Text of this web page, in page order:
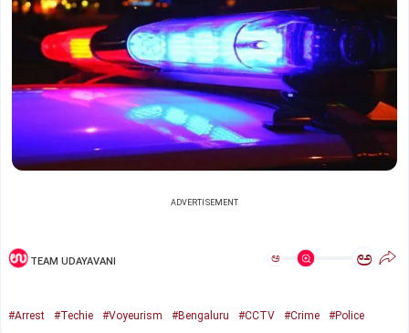
ADVERTISEMENT
TEAM UDAYAVANI ಅ ಅ
#Arrest #Techie #Voyeurism #Bengaluru #CCTV #Crime #Police